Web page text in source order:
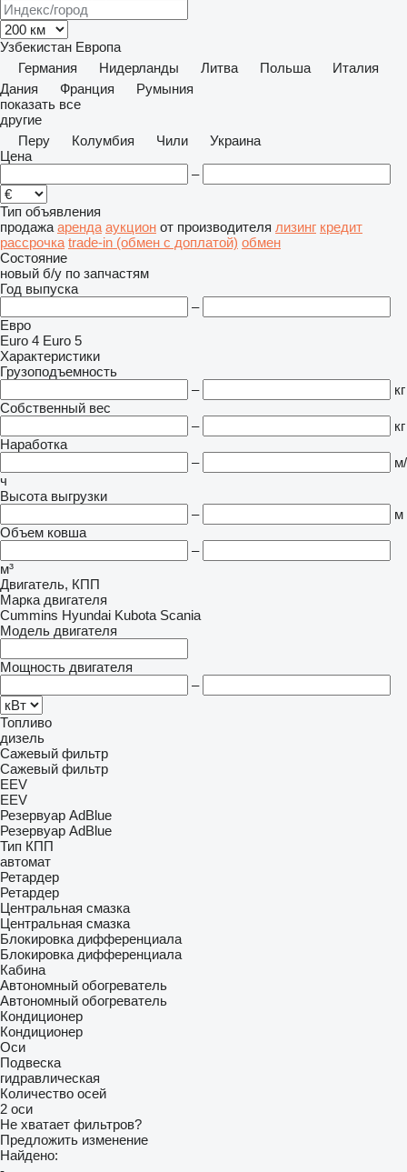
Узбекистан Европа
Германия
Нидерланды Литва Польша
Италия
Дания
Франция
Румыния
показать все
другие
Перу
Колумбия Чили
Украина
Цена
–
Тип объявления
продажа аренда аукцион от производителя лизинг кредит
рассрочка trade-in (обмен с доплатой) обмен
Состояние
новый б/у по запчастям
Год выпуска
–
Евро
Euro 4 Euro 5
Характеристики
Грузоподъемность
–
кг
Собственный вес
–
кг
Наработка
–
м/
ч
Высота выгрузки
–
м
Объем ковша
–
м³
Двигатель, КПП
Марка двигателя
Cummins Hyundai Kubota Scania
Модель двигателя
Мощность двигателя
–
Топливо
дизель
Сажевый фильтр
Сажевый фильтр
EEV
EEV
Резервуар AdBlue
Резервуар AdBlue
Тип КПП
автомат
Ретардер
Ретардер
Центральная смазка
Центральная смазка
Блокировка дифференциала
Блокировка дифференциала
Кабина
Автономный обогреватель
Автономный обогреватель
Кондиционер
Кондиционер
Оси
Подвеска
гидравлическая
Количество осей
2 оси
Не хватает фильтров?
Предложить изменение
Найдено: